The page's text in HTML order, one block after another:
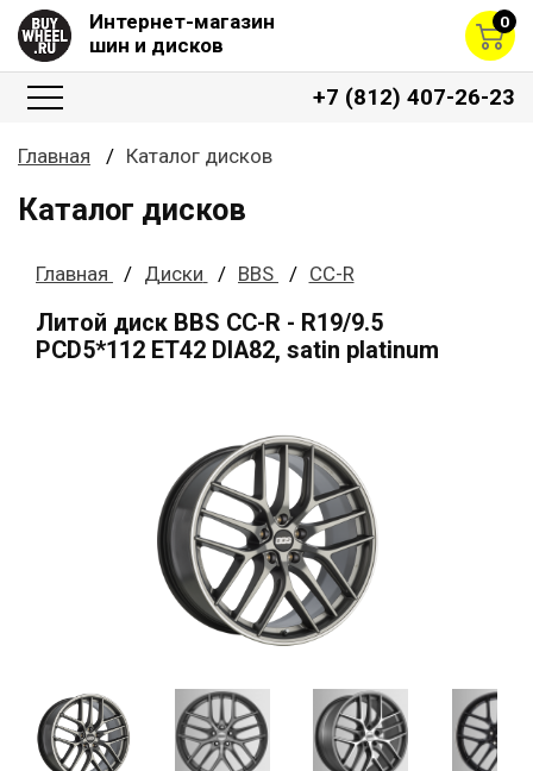
Интернет-магазин
шин и дисков
0
+7 (812) 407-26-23
Главная Каталог дисков
Каталог дисков
Главная Диски BBS CC-R
Литой диск BBS CC-R - R19/9.5
PCD5*112 ET42 DIA82, satin platinum